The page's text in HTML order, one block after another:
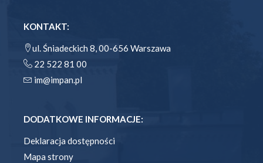
KONTAKT:
ul. Śniadeckich 8, 00-656 Warszawa
22 522 81 00
im@impan.pl
DODATKOWE INFORMACJE:
Deklaracja dostępności
Mapa strony